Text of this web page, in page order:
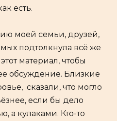
есть.
моей семьи, друзей,
подтолкнула всё же
материал, чтобы
обсуждение. Близкие
сказали, что могло
если бы дело
а кулаками. Кто-то